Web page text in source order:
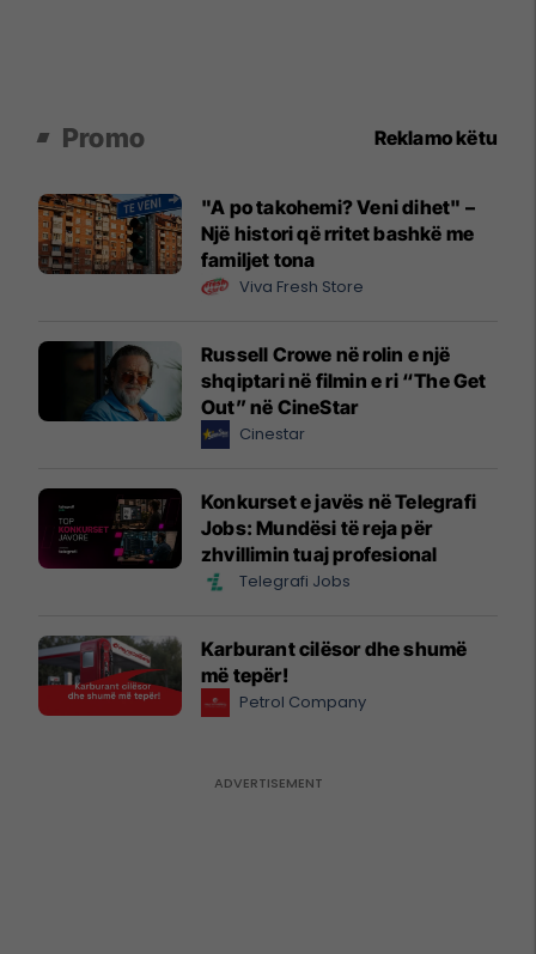
Promo Reklamo këtu
"A po takohemi? Veni dihet" –
Një histori që rritet bashkë me
familjet tona
Viva Fresh Store
Russell Crowe në rolin e një
shqiptari në filmin e ri “The Get
Out” në CineStar
Cinestar
Konkurset e javës në Telegrafi
Jobs: Mundësi të reja për
zhvillimin tuaj profesional
Telegrafi Jobs
Karburant cilësor dhe shumë
më tepër!
Petrol Company